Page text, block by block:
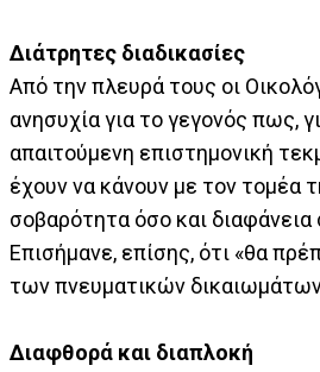
Διάτρητες διαδικασίες
Από την πλευρά τους οι
ανησυχία για το γεγονός πως,
απαιτούμενη επιστημονική
έχουν να κάνουν με τον τομέα
σοβαρότητα όσο και διαφάνεια
Επισήμανε, επίσης, ότι «θα
των πνευματικών
Διαφθορά και διαπλοκή